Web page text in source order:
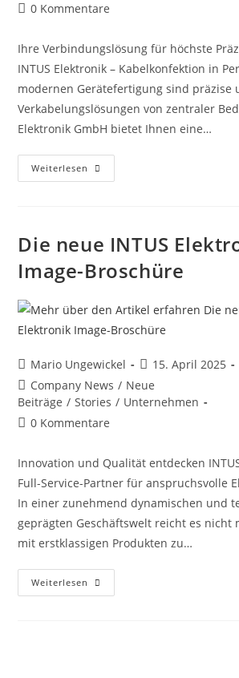
0 Kommentare
Ihre Verbindungslösung für höchste
INTUS Elektronik – Kabelkonfektion in
modernen Gerätefertigung sind präzise
Verkabelungslösungen von zentraler
Elektronik GmbH bietet Ihnen eine…
Weiterlesen
Die neue INTUS
Image-Broschüre
Mario Ungewickel
15. April 2025
Company News / Neue
Beiträge / Stories / Unternehmen
0 Kommentare
Innovation und Qualität entdecken
Full-Service-Partner für anspruchsvolle
In einer zunehmend dynamischen und
geprägten Geschäftswelt reicht es nicht
mit erstklassigen Produkten zu…
Weiterlesen